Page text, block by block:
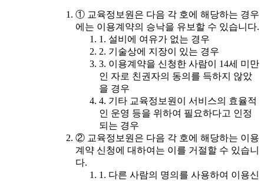
① 교육정보원은 다음 각 호에 해당하는 경우
에는 이용계약의 승낙을 유보할 수 있습니다.
1. 설비에 여유가 없는 경우
2. 기술상에 지장이 있는 경우
3. 이용계약을 신청한 사람이 14세 미만
인 자로 친권자의 동의를 득하지 않았
을 경우
4. 기타 교육정보원이 서비스의 효율적
인 운영 등을 위하여 필요하다고 인정
되는 경우
② 교육정보원은 다음 각 호에 해당하는 이용
계약 신청에 대하여는 이를 거절할 수 있습니
다.
1. 다른 사람의 명의를 사용하여 이용신